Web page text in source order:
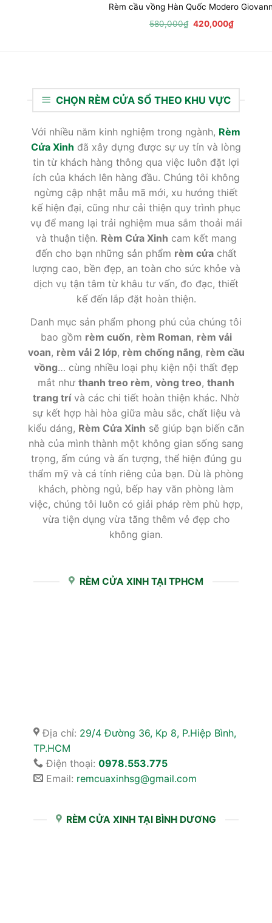
Rèm cầu vồng Hàn Quốc Modero
580,000₫ Giá
gốc
420,000₫Giá
CHỌN RÈM CỬA SỔ THEO KHU VỰC
Với nhiều năm kinh nghiệm trong ngành, Rèm
Cửa Xinh đã xây dựng được sự uy tín và lòng
tin từ khách hàng thông qua việc luôn đặt lợi
ích của khách lên hàng đầu. Chúng tôi không
ngừng cập nhật mẫu mã mới, xu hướng thiết
kế hiện đại, cũng như cải thiện quy trình phục
vụ để mang lại trải nghiệm mua sắm thoải mái
và thuận tiện. Rèm Cửa Xinh cam kết mang
đến cho bạn những sản phẩm rèm cửa chất
lượng cao, bền đẹp, an toàn cho sức khỏe và
dịch vụ tận tâm từ khâu tư vấn, đo đạc, thiết
kế đến lắp đặt hoàn thiện.
Danh mục sản phẩm phong phú của chúng tôi
bao gồm rèm cuốn, rèm Roman, rèm vải
voan, rèm vải 2 lớp, rèm chống nắng, rèm cầu
vồng… cùng nhiều loại phụ kiện nội thất đẹp
mắt như thanh treo rèm, vòng treo, thanh
trang trívà các chi tiết hoàn thiện khác. Nhờ
sự kết hợp hài hòa giữa màu sắc, chất liệu và
kiểu dáng, Rèm Cửa Xinh sẽ giúp bạn biến căn
nhà của mình thành một không gian sống sang
trọng, ấm cúng và ấn tượng, thể hiện đúng gu
thẩm mỹ và cá tính riêng của bạn. Dù là phòng
khách, phòng ngủ, bếp hay văn phòng làm
việc, chúng tôi luôn có giải pháp rèm phù hợp,
vừa tiện dụng vừa tăng thêm vẻ đẹp cho
không gian.
RÈM CỬA XINH TẠI TPHCM
Địa chỉ: 29/4 Đường 36, Kp 8, P.Hiệp Bình,
TP.HCM
Điện thoại: 0978.553.775
Email: remcuaxinhsg@gmail.com
RÈM CỬA XINH TẠI BÌNH DƯƠNG